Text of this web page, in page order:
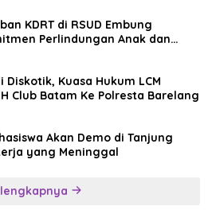
KDRT di RSUD Embung
Perlindungan Anak dan
Diskotik, Kuasa Hukum LCM
Club Batam Ke Polresta Barelang
Akan Demo di Tanjung
yang Meninggal